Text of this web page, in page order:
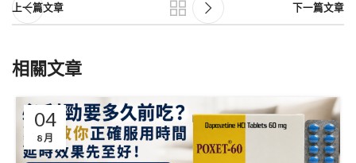
上一篇文章 下一篇文章
相關文章
04
8 月